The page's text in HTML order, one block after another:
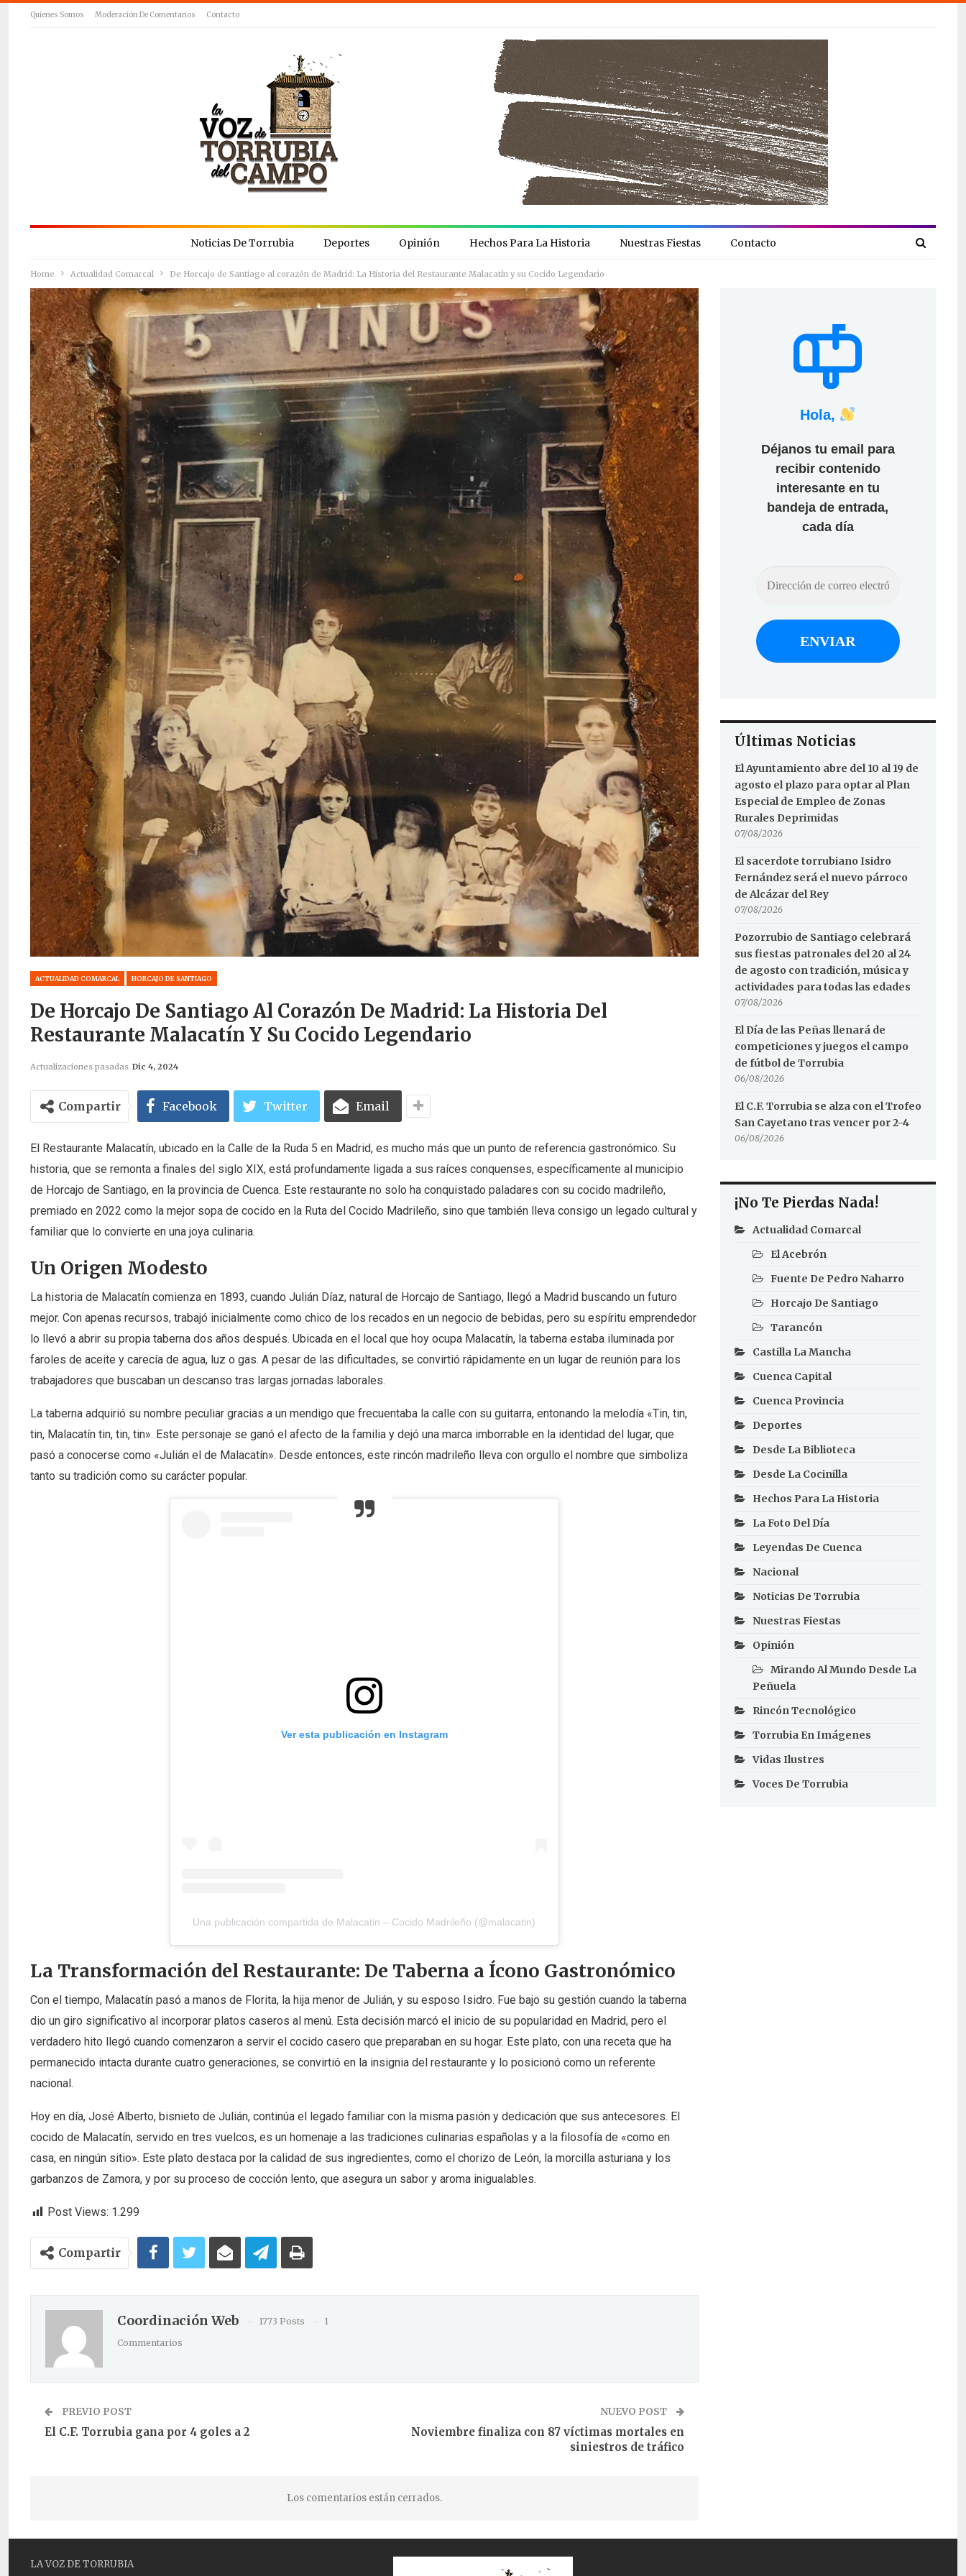
Quienes Somos Moderación De Comentarios Contacto
Noticias De Torrubia Deportes Opinión Hechos Para La Historia Nuestras Fiestas Contacto
Home Actualidad Comarcal De Horcajo de Santiago al corazón de Madrid: La Historia del Restaurante Malacatín y su Cocido Legendario
ACTUALIDAD COMARCAL HORCAJO DE SANTIAGO
De Horcajo De Santiago Al Corazón De Madrid: La Historia Del
Restaurante Malacatín Y Su Cocido Legendario
Actualizaciones pasadas Dic 4, 2024
Compartir Facebook Twitter Email
El Restaurante Malacatín, ubicado en la Calle de la Ruda 5 en Madrid, es mucho más que un punto de referencia gastronómico. Su
historia, que se remonta a finales del siglo XIX, está profundamente ligada a sus raíces conquenses, específicamente al municipio
de Horcajo de Santiago, en la provincia de Cuenca. Este restaurante no solo ha conquistado paladares con su cocido madrileño,
premiado en 2022 como la mejor sopa de cocido en la Ruta del Cocido Madrileño, sino que también lleva consigo un legado cultural y
familiar que lo convierte en una joya culinaria.
Un Origen Modesto
La historia de Malacatín comienza en 1893, cuando Julián Díaz, natural de Horcajo de Santiago, llegó a Madrid buscando un futuro
mejor. Con apenas recursos, trabajó inicialmente como chico de los recados en un negocio de bebidas, pero su espíritu emprendedor
lo llevó a abrir su propia taberna dos años después. Ubicada en el local que hoy ocupa Malacatín, la taberna estaba iluminada por
faroles de aceite y carecía de agua, luz o gas. A pesar de las dificultades, se convirtió rápidamente en un lugar de reunión para los
trabajadores que buscaban un descanso tras largas jornadas laborales.
La taberna adquirió su nombre peculiar gracias a un mendigo que frecuentaba la calle con su guitarra, entonando la melodía «Tin, tin,
tin, Malacatín tin, tin, tin». Este personaje se ganó el afecto de la familia y dejó una marca imborrable en la identidad del lugar, que
pasó a conocerse como «Julián el de Malacatín». Desde entonces, este rincón madrileño lleva con orgullo el nombre que simboliza
tanto su tradición como su carácter popular.
Ver esta publicación en Instagram
Una publicación compartida de Malacatin – Cocido Madrileño (@malacatin)
La Transformación del Restaurante: De Taberna a Ícono Gastronómico
Con el tiempo, Malacatín pasó a manos de Florita, la hija menor de Julián, y su esposo Isidro. Fue bajo su gestión cuando la taberna
dio un giro significativo al incorporar platos caseros al menú. Esta decisión marcó el inicio de su popularidad en Madrid, pero el
verdadero hito llegó cuando comenzaron a servir el cocido casero que preparaban en su hogar. Este plato, con una receta que ha
permanecido intacta durante cuatro generaciones, se convirtió en la insignia del restaurante y lo posicionó como un referente
nacional.
Hoy en día, José Alberto, bisnieto de Julián, continúa el legado familiar con la misma pasión y dedicación que sus antecesores. El
cocido de Malacatín, servido en tres vuelcos, es un homenaje a las tradiciones culinarias españolas y a la filosofía de «como en
casa, en ningún sitio». Este plato destaca por la calidad de sus ingredientes, como el chorizo de León, la morcilla asturiana y los
garbanzos de Zamora, y por su proceso de cocción lento, que asegura un sabor y aroma inigualables.
Post Views: 1.299
Compartir
Coordinación Web 1773 Posts
1
Commentarios
PREVIO POST
El C.F. Torrubia gana por 4 goles a 2
NUEVO POST
Noviembre finaliza con 87 víctimas mortales en
siniestros de tráfico
Los comentarios están cerrados.
Hola,
Déjanos tu email para
recibir contenido
interesante en tu
bandeja de entrada,
cada día
Últimas Noticias
El Ayuntamiento abre del 10 al 19 de
agosto el plazo para optar al Plan
Especial de Empleo de Zonas
Rurales Deprimidas
07/08/2026
El sacerdote torrubiano Isidro
Fernández será el nuevo párroco
de Alcázar del Rey
07/08/2026
Pozorrubio de Santiago celebrará
sus fiestas patronales del 20 al 24
de agosto con tradición, música y
actividades para todas las edades
07/08/2026
El Día de las Peñas llenará de
competiciones y juegos el campo
de fútbol de Torrubia
06/08/2026
El C.F. Torrubia se alza con el Trofeo
San Cayetano tras vencer por 2-4
06/08/2026
¡No Te Pierdas Nada!
Actualidad Comarcal
El Acebrón
Fuente De Pedro Naharro
Horcajo De Santiago
Tarancón
Castilla La Mancha
Cuenca Capital
Cuenca Provincia
Deportes
Desde La Biblioteca
Desde La Cocinilla
Hechos Para La Historia
La Foto Del Día
Leyendas De Cuenca
Nacional
Noticias De Torrubia
Nuestras Fiestas
Opinión
Mirando Al Mundo Desde La
Peñuela
Rincón Tecnológico
Torrubia En Imágenes
Vidas Ilustres
Voces De Torrubia
LA VOZ DE TORRUBIA